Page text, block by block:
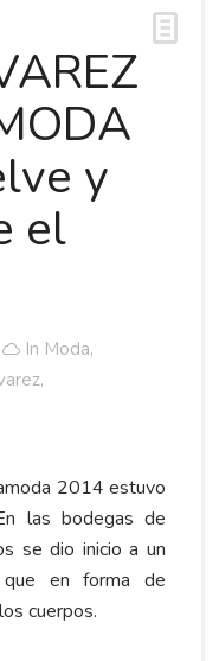
y
el
In Moda,
,
2014 estuvo
las bodegas de
se dio inicio a un
que en forma de
cuerpos.